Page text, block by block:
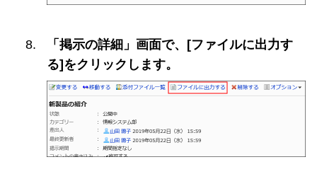
「掲示の詳細」画面で、[ファイルに出力す
る]をクリックします。